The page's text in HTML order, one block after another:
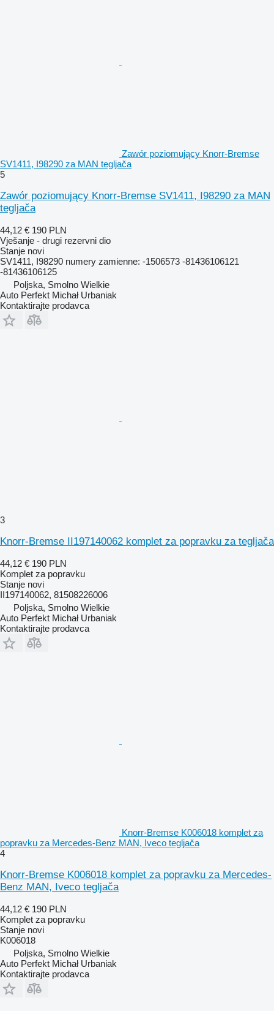
Zawór poziomujący Knorr-Bremse
SV1411, I98290 za MAN tegljača
5
Zawór poziomujący Knorr-Bremse SV1411, I98290 za MAN
tegljača
44,12 € 190 PLN
Vješanje - drugi rezervni dio
Stanje novi
SV1411, I98290 numery zamienne: -1506573 -81436106121
-81436106125
Poljska, Smolno Wielkie
Auto Perfekt Michał Urbaniak
Kontaktirajte prodavca
3
Knorr-Bremse II197140062 komplet za popravku za tegljača
44,12 € 190 PLN
Komplet za popravku
Stanje novi
II197140062, 81508226006
Poljska, Smolno Wielkie
Auto Perfekt Michał Urbaniak
Kontaktirajte prodavca
Knorr-Bremse K006018 komplet za
popravku za Mercedes-Benz MAN, Iveco tegljača
4
Knorr-Bremse K006018 komplet za popravku za Mercedes-
Benz MAN, Iveco tegljača
44,12 € 190 PLN
Komplet za popravku
Stanje novi
K006018
Poljska, Smolno Wielkie
Auto Perfekt Michał Urbaniak
Kontaktirajte prodavca